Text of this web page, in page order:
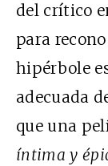
del crítico
para
hipérbole
adecuada
que una
íntima y